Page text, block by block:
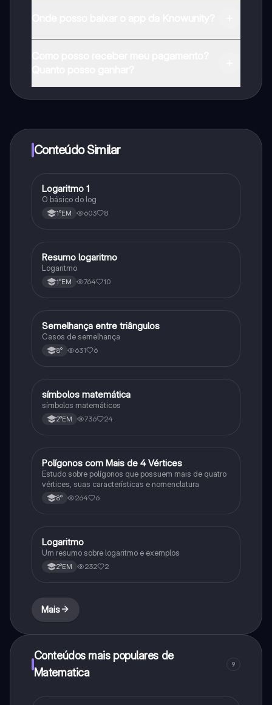
Conteúdo Similar
Matematica
Logaritmo 1
O básico do log
1°EM 603 8
Matematica
Resumo logaritmo
Logaritmo
1°EM 764 10
Matematica
Semelhança entre triângulos
Casos de semelhança
8° 631 6
Matematica
símbolos matemática
símbolos matemáticos
2°EM 736 24
Matematica
Polígonos com Mais de 4 Vértices
Estudo sobre polígonos que possuem mais de quatro
vértices, suas características e nomenclatura
8° 264 6
Matematica
Logaritmo
Um resumo sobre logaritmo e exemplos
2°EM 232 2
Mais
Conteúdos mais populares de
Matematica
9